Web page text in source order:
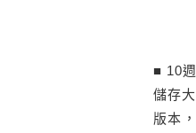
■ 10
儲存
版本